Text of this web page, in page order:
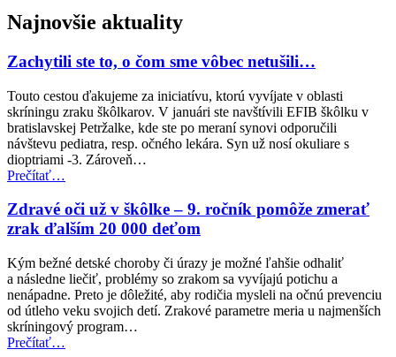
Najnovšie aktuality
Zachytili ste to, o čom sme vôbec netušili…
Touto cestou ďakujeme za iniciatívu, ktorú vyvíjate v oblasti
skríningu zraku škôlkarov. V januári ste navštívili EFIB škôlku v
bratislavskej Petržalke, kde ste po meraní synovi odporučili
návštevu pediatra, resp. očného lekára. Syn už nosí okuliare s
dioptriami -3. Zároveň…
Prečítať“Zachytili
to,
o
čom
sme
vôbec
netušili…”
…
Zdravé oči už v škôlke – 9. ročník pomôže zmerať
zrak ďalším 20 000 deťom
Kým bežné detské choroby či úrazy je možné ľahšie odhaliť
a následne liečiť, problémy so zrakom sa vyvíjajú potichu a
nenápadne. Preto je dôležité, aby rodičia mysleli na očnú prevenciu
od útleho veku svojich detí. Zrakové parametre meria u najmenších
skríningový program…
Prečítať“Zdravé
…